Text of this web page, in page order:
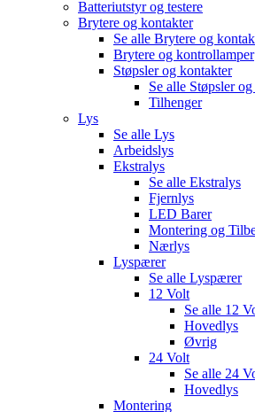
Batteriutstyr og testere
Brytere og kontakter
Se alle Brytere og
Brytere og kontrollamper
Støpsler og kontakter
Se alle Støpsler
Tilhenger
Lys
Se alle Lys
Arbeidslys
Ekstralys
Se alle Ekstralys
Fjernlys
LED Barer
Montering og
Nærlys
Lyspærer
Se alle Lyspærer
12 Volt
Se alle 12
Hovedlys
Øvrig
24 Volt
Se alle 24
Hovedlys
Montering